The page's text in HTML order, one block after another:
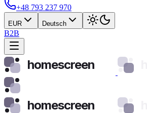
+48 793 237 970
EUR Deutsch
B2B
homescreen
homescreen